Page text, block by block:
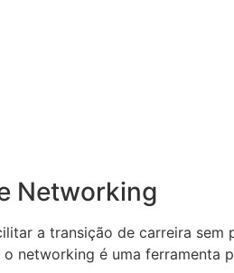
Networking
a transição de carreira
networking é uma